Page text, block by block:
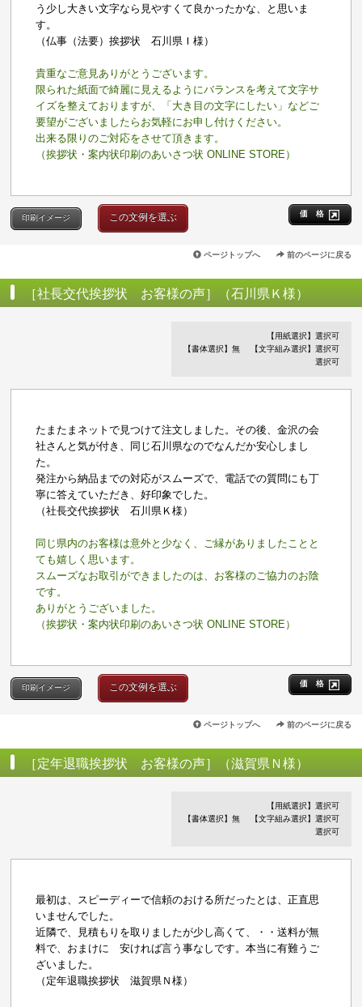
う少し大きい文字なら見やすくて良かったかな、と思いま
す。
（仏事（法要）挨拶状 石川県Ｉ様）
貴重なご意見ありがとうございます。
限られた紙面で綺麗に見えるようにバランスを考えて文字サ
イズを整えておりますが、「大き目の文字にしたい」などご
要望がございましたらお気軽にお申し付けください。
出来る限りのご対応をさせて頂きます。
（挨拶状・案内状印刷のあいさつ状 ONLINE STORE）
価 格
印刷イメージ この文例を選ぶ
ページトップへ 前のページに戻る
［社長交代挨拶状 お客様の声］（石川県Ｋ様）
【用紙選択】選択可
【書体選択】無
【文字組み選択】選択可
選択可
たまたまネットで見つけて注文しました。その後、金沢の会
社さんと気が付き、同じ石川県なのでなんだか安心しまし
た。
発注から納品までの対応がスムーズで、電話での質問にも丁
寧に答えていただき、好印象でした。
（社長交代挨拶状 石川県Ｋ様）
同じ県内のお客様は意外と少なく、ご縁がありましたことと
ても嬉しく思います。
スムーズなお取引ができましたのは、お客様のご協力のお陰
です。
ありがとうございました。
（挨拶状・案内状印刷のあいさつ状 ONLINE STORE）
価 格
印刷イメージ この文例を選ぶ
ページトップへ 前のページに戻る
［定年退職挨拶状 お客様の声］（滋賀県Ｎ様）
【用紙選択】選択可
【書体選択】無
【文字組み選択】選択可
選択可
最初は、スピーディーで信頼のおける所だったとは、正直思
いませんでした。
近隣で、見積もりを取りましたが少し高くて、・・送料が無
料で、おまけに 安ければ言う事なしです。本当に有難うご
ざいました。
（定年退職挨拶状 滋賀県Ｎ様）